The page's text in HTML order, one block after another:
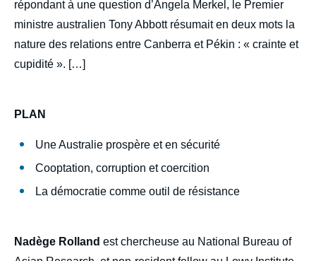
répondant à une question d’Angela Merkel, le Premier
ministre australien Tony Abbott résumait en deux mots la
nature des relations entre Canberra et Pékin : « crainte et
cupidité ». […]
PLAN
Une Australie prospère et en sécurité
Cooptation, corruption et coercition
La démocratie comme outil de résistance
Nadège Rolland est chercheuse au National Bureau of
étrangère, Articles, Ifri, 21 juin 2021.
Copier